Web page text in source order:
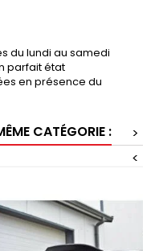
du lundi au samedi
parfait état
en présence du
CATÉGORIE :
>
<